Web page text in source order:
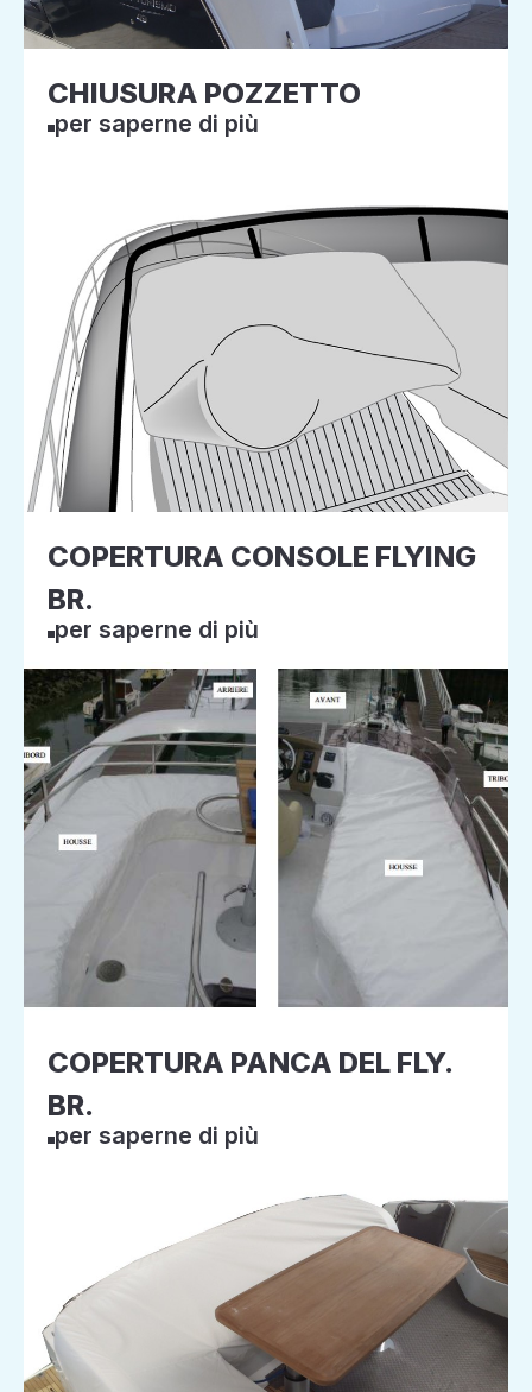
CHIUSURA POZZETTO
per saperne di più
COPERTURA CONSOLE FLYING
BR.
per saperne di più
COPERTURA PANCA DEL FLY.
BR.
per saperne di più